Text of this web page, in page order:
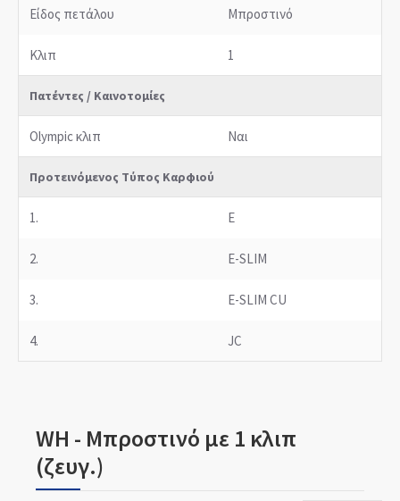
Είδος πετάλου Μπροστινό
Κλιπ 1
Πατέντες / Καινοτομίες
Olympic κλιπ Ναι
Προτεινόμενος Τύπος Καρφιού
1. E
2. E-SLIM
3. E-SLIM CU
4. JC
WH - Μπροστινό με 1 κλιπ
(ζευγ.)